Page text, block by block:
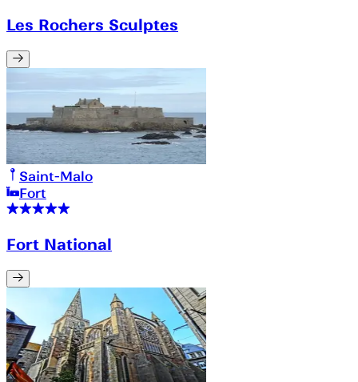
Les Rochers Sculptes
Saint-Malo
Fort
Fort National